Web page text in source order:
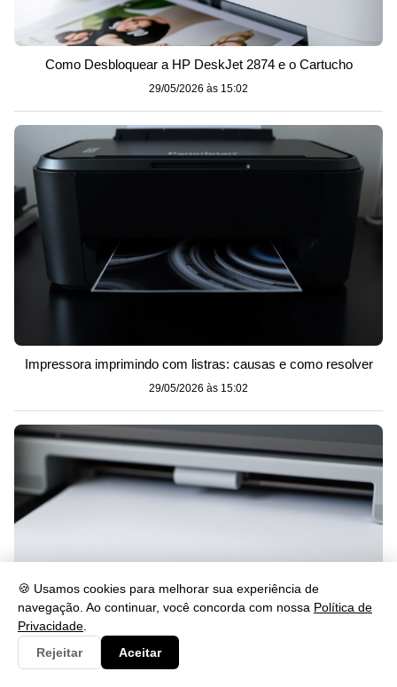
🍪 Usamos cookies para melhorar sua experiência de
navegação. Ao continuar, você concorda com nossa Política de
Privacidade
Rejeitar
Aceitar
Como Desbloquear a HP DeskJet 2874 e o Cartucho
29/05/2026 às 15:02
Impressora imprimindo com listras: causas e como resolver
29/05/2026 às 15:02
Impressora imprimindo em branco? Veja como resolver